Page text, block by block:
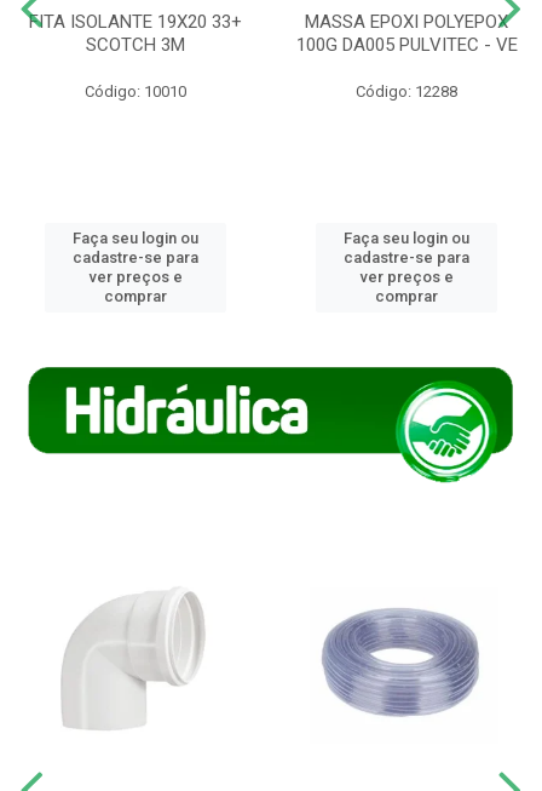
FITA ISOLANTE 19X20 33+
SCOTCH 3M
Código: 10010
Faça seu login ou
cadastre-se para
ver preços e
comprar
MASSA EPOXI POLYEPOX
100G DA005 PULVITEC - VE
Código: 12288
Faça seu login ou
cadastre-se para
ver preços e
comprar